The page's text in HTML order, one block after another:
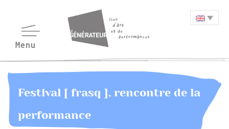
Festival [ frasq ], rencontre de la
performance